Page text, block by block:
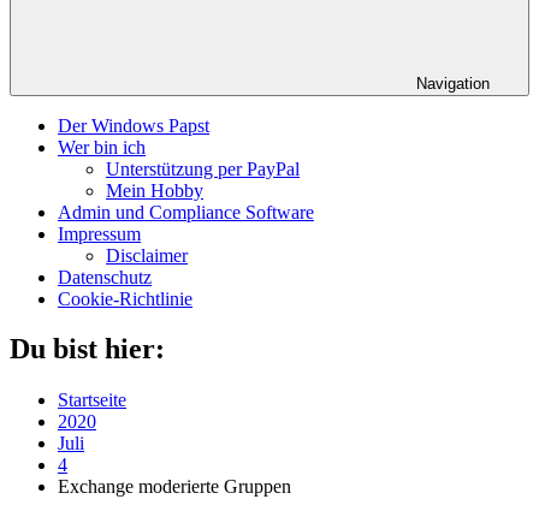
Navigation
Der Windows Papst
Wer bin ich
Unterstützung per PayPal
Mein Hobby
Admin und Compliance Software
Impressum
Disclaimer
Datenschutz
Cookie-Richtlinie
Du bist hier:
Startseite
2020
Juli
4
Exchange moderierte Gruppen